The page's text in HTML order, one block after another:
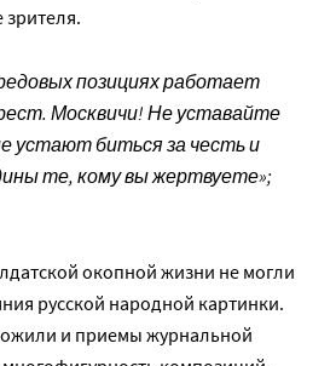
зрителя.
позициях работает
Москвичи! Не уставайте
устают биться за честь и
те, кому вы жертвуете»;
окопной жизни не могли
русской народной картинки.
и приемы журнальной